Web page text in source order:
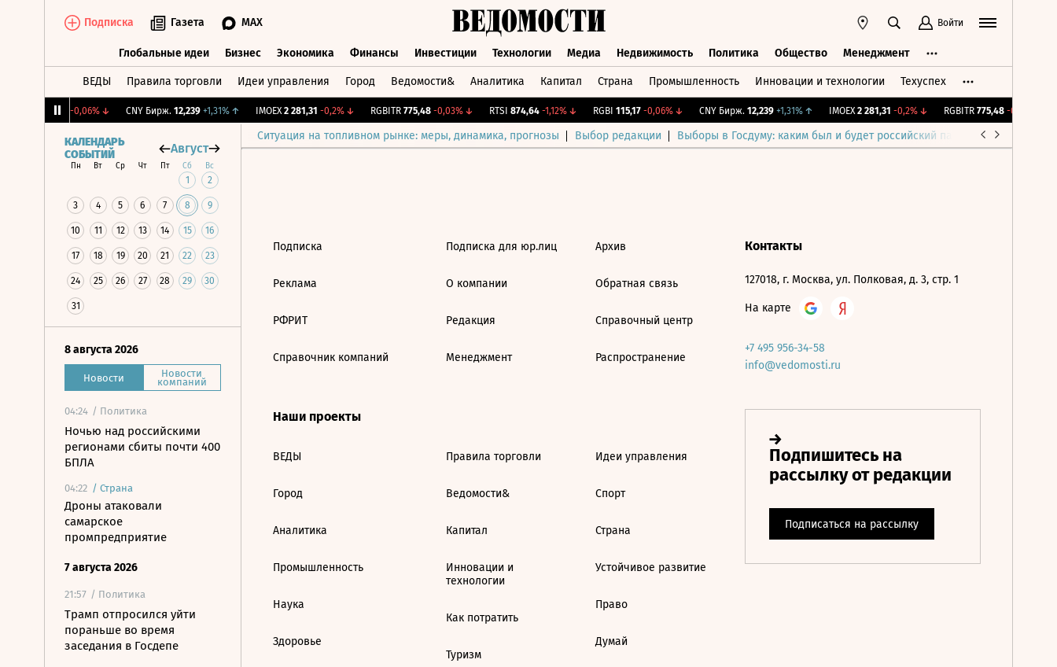
Подписка Газета MAX Войти
Глобальные идеи Бизнес Экономика Финансы Инвестиции Технологии Медиа Недвижимость Политика Общество Менеджмент
ВЕДЫ Правила торговли Идеи управления Город Ведомости& Аналитика Капитал Страна Промышленность Инновации и технологии Техуспех
-0,06%↓ CNY Бирж. 12,239 +1,31%↑ IMOEX 2 281,31 -0,2%↓ RGBITR 775,48 -0,03%↓ RTSI 874,64 -1,12%↓ RGBI 115,17 -0,06%↓ CNY Бирж. 12,239 +1,31%↑ IMOEX 2 281,31 -0,2%↓ RGBITR 775,48 -0,03%
Ситуация на топливном рынке: меры, динамика, прогнозы Выбор редакции Выборы в Госдуму: каким был и будет российский парламент
КАЛЕНДАРЬ
СОБЫТИЙ
Август
Пн Вт Ср Чт Пт Сб Вс
1 2
3 4 5 6 7 8 9
10 11 12 13 14 15 16
17 18 19 20 21 22 23
24 25 26 27 28 29 30
31
8 августа 2026
Новости Новости
компаний
04:24 / Политика
Ночью над российскими
регионами сбиты почти 400
БПЛА
04:22 / Страна
Дроны атаковали
самарское
промпредприятие
7 августа 2026
21:57 / Политика
Трамп отпросился уйти
пораньше во время
заседания в Госдепе
Подписка
Реклама
РФРИТ
Справочник компаний
Подписка для юр.лиц
О компании
Редакция
Менеджмент
Архив
Обратная связь
Справочный центр
Распространение
Наши проекты
ВЕДЫ
Город
Аналитика
Промышленность
Наука
Здоровье
Правила торговли
Ведомости&
Капитал
Инновации и
технологии
Как потратить
Туризм
Идеи управления
Спорт
Страна
Устойчивое развитие
Право
Думай
Контакты
127018, г. Москва, ул. Полковая, д. 3, стр. 1
На карте
+7 495 956-34-58
info@vedomosti.ru